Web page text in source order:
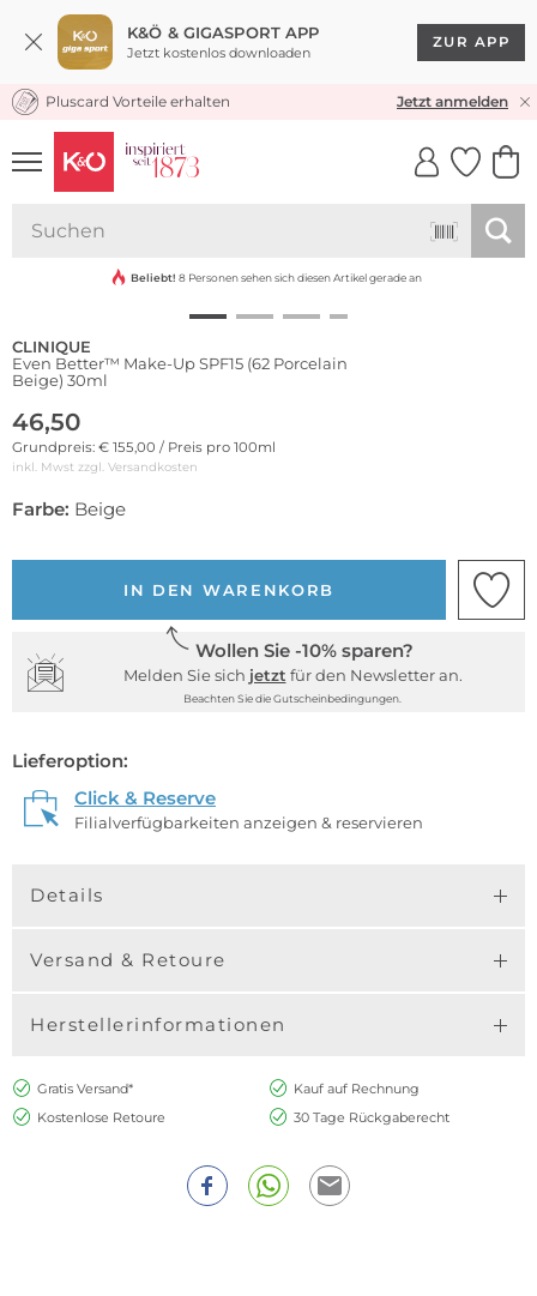
K&Ö & GIGASPORT APP
Jetzt kostenlos downloaden
ZUR APP
KOSTENLOSER VERSAND* & RÜCKVERSAND
Pluscard Vorteile erhalten Jetzt anmelden
UNSERE APP
CLICK &
Beliebt! 8 Personen sehen sich diesen Artikel gerade an
CLINIQUE
Even Better™ Make-Up SPF15 (62 Porcelain
Beige) 30ml
46,50
Grundpreis: € 155,00 / Preis pro 100ml
inkl. Mwst zzgl. Versandkosten
Farbe: Beige
IN DEN WARENKORB
Wollen Sie -10% sparen?
Melden Sie sich jetzt für den Newsletter an.
Beachten Sie die Gutscheinbedingungen.
Lieferoption:
Click & Reserve
Filialverfügbarkeiten anzeigen & reservieren
Details
Versand & Retoure
Herstellerinformationen
Gratis Versand*
Kauf auf Rechnung
Kostenlose Retoure
30 Tage Rückgaberecht